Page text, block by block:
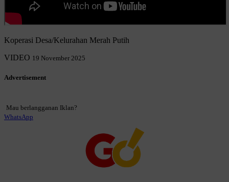
Koperasi Desa/Kelurahan Merah Putih
VIDEO 19 November 2025
Advertisement
Mau berlangganan Iklan?
WhatsApp